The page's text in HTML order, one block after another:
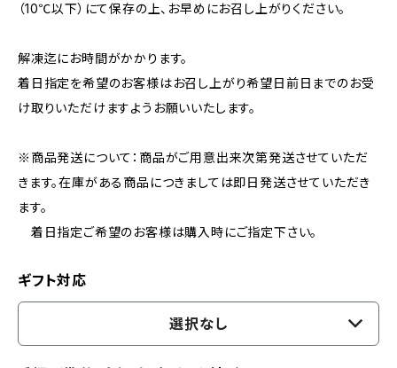
（10℃以下）にて保存の上、お早めにお召し上がりください。
解凍迄にお時間がかかります。
着日指定を希望のお客様はお召し上がり希望日前日までのお受
け取りいただけますようお願いいたします。
※商品発送について：商品がご用意出来次第発送させていただ
きます。在庫がある商品につきましては即日発送させていただき
ます。
着日指定ご希望のお客様は購入時にご指定下さい。
ギフト対応
選択なし